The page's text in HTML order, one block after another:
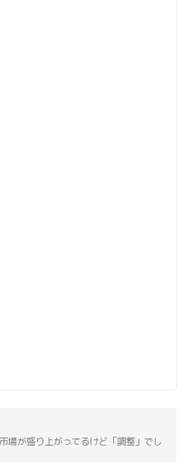
場が盛り上がってるけど「調整」でし